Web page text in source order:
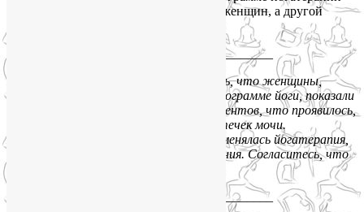
как части лечения недержания мочи у женщин, а другой
____________________________
По окончании эксперимента выяснилось, что женщины,
которые занимались по специальной программе йоги, показали
общее улучшение состояния на 70 процентов, что проявилось,
прежде всего, в снижении частоты утечек мочи.
Контрольная группа, к которой не применялась йогатерапия,
показала только 13 процентов улучшения. Согласитесь, что
____________________________